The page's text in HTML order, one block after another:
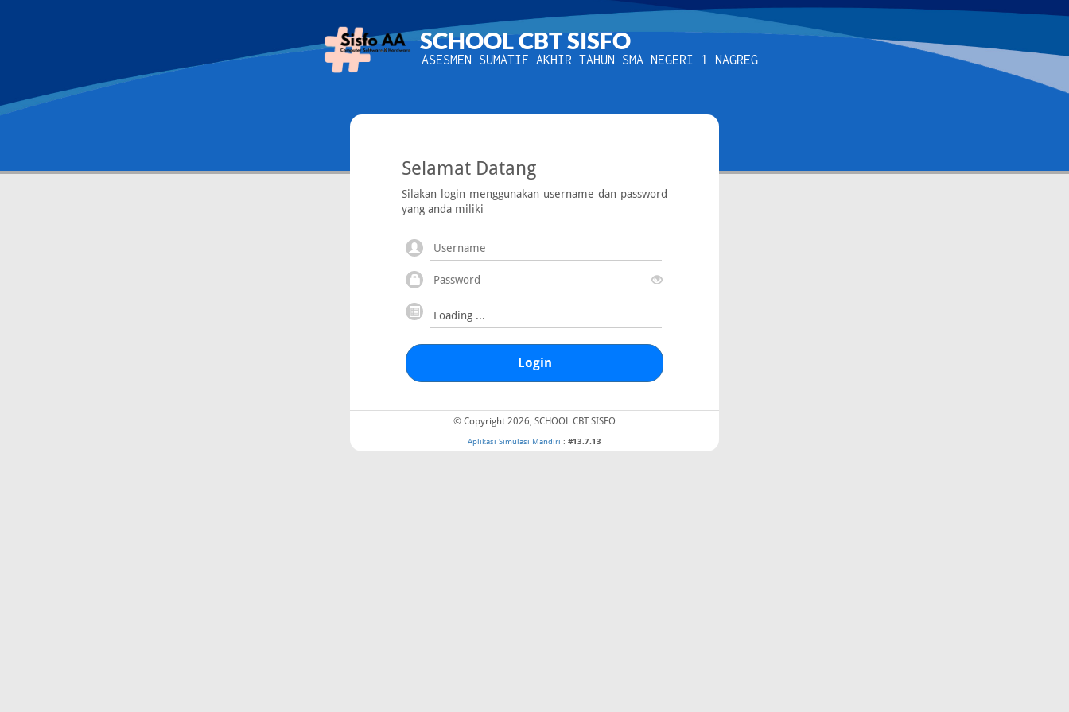
SCHOOL CBT SISFO
ASESMEN SUMATIF AKHIR TAHUN SMA NEGERI 1 NAGREG
Selamat Datang
Silakan login menggunakan username dan password
yang anda miliki
Login
© Copyright 2026, SCHOOL CBT SISFO
Aplikasi Simulasi Mandiri : #13.7.13